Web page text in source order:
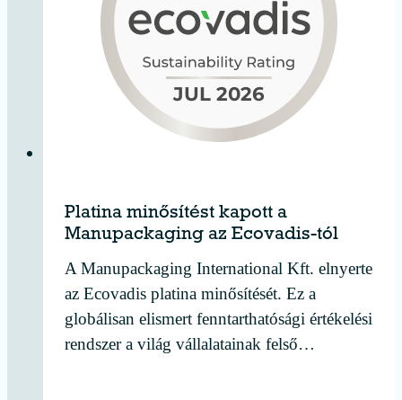
Platina minősítést kapott a
Manupackaging az Ecovadis-tól
A Manupackaging International Kft. elnyerte
az Ecovadis platina minősítését. Ez a
globálisan elismert fenntarthatósági értékelési
rendszer a világ vállalatainak felső…